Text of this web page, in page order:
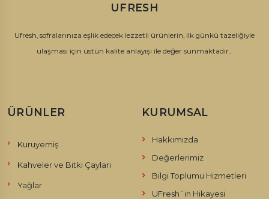
UFRESH
Ufresh, sofralarınıza eşlik edecek lezzetli ürünlerin, ilk günkü tazeliğiyle
ulaşması için üstün kalite anlayışı ile değer sunmaktadır...
ÜRÜNLER
Kuruyemiş
Kahveler ve Bitki Çayları
Yağlar
KURUMSAL
Hakkımızda
Değerlerimiz
Bilgi Toplumu Hizmetleri
UFresh´in Hikayesi